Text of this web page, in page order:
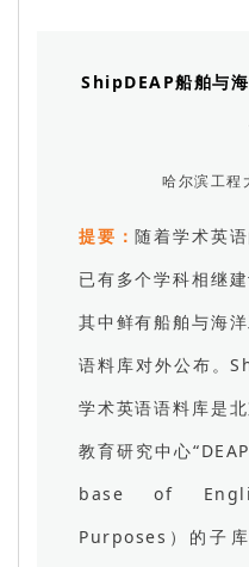
ShipDEAP船舶与
哈尔滨工程
提要：随着学术英
已有多个学科相继
其中鲜有船舶与海
语料库对外公布。
学术英语语料库是
教育研究中心
base of
Purposes）的子